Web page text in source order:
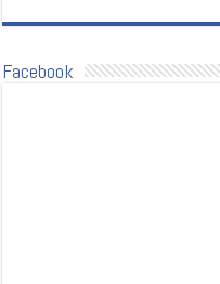
Facebook